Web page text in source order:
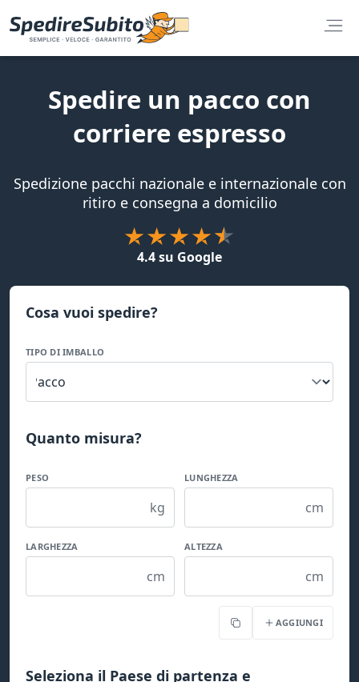
Spedire un pacco con
corriere espresso
Spedizione pacchi nazionale e internazionale con
ritiro e consegna a domicilio
4.4 su Google
Cosa vuoi spedire?
TIPO DI IMBALLO
Quanto misura?
PESO
kg
LUNGHEZZA
cm
LARGHEZZA
cm
ALTEZZA
cm
Copia AGGIUNGI
Seleziona il Paese di partenza e